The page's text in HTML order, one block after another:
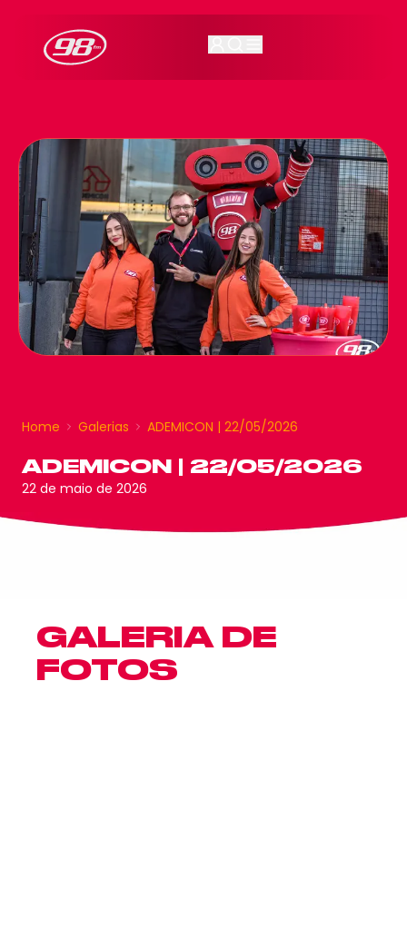
98FM Curitiba
Home Galerias ADEMICON | 22/05/2026
ADEMICON | 22/05/2026
22 de maio de 2026
GALERIA DE
FOTOS